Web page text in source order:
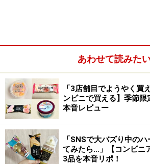
こだわりの素材は、ブルタ
ター
あわせて読みた
「3店舗目でようやく
ンビニで買える】季節限
本音レビュー
「SNSで大バズり中の
てみたら…」【コンビニ
3品を本音リポ！